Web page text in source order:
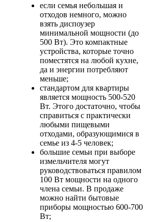
если семья небольшая и
отходов немного, можно
взять диспоузер
минимальной мощности (до
500 Вт). Это компактные
устройства, которые точно
поместятся на любой кухне,
да и энергии потребляют
меньше;
стандартом для квартиры
является мощность 500-520
Вт. Этого достаточно, чтобы
справиться с практически
любыми пищевыми
отходами, образующимися в
семье из 4-5 человек;
большие семьи при выборе
измельчителя могут
руководствоваться правилом
100 Вт мощности на одного
члена семьи. В продаже
можно найти бытовые
приборы мощностью 600-700
Вт;